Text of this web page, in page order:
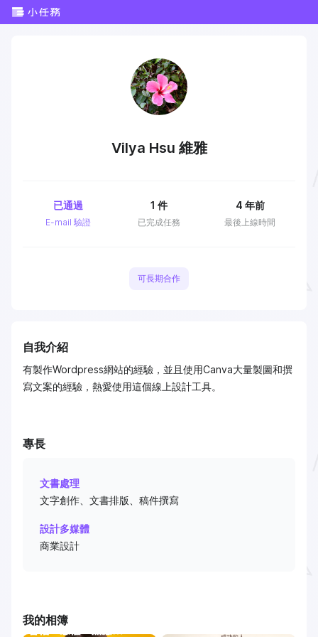
Vilya Hsu 維雅
E-mail 驗證
已通過
已完成任務
1 件
最後上線時間
4 年前
可長期合作
自我介紹
有製作Wordpress網站的經驗，並且使用Canva大量製圖和撰
寫文案的經驗，熱愛使用這個線上設計工具。
專長
文書處理
文字創作、文書排版、稿件撰寫
設計多媒體
商業設計
我的相簿